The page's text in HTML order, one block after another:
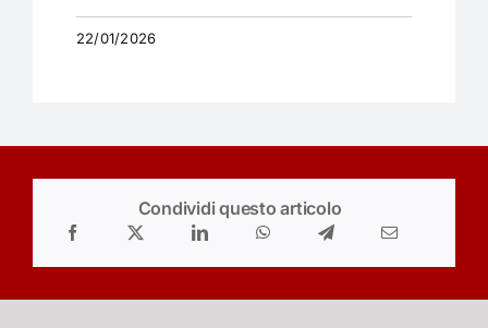
22/01/2026
Condividi questo articolo